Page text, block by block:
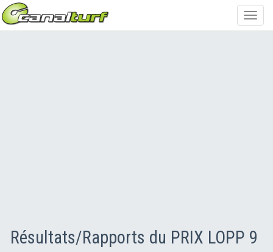
Résultats/Rapports du PRIX LOPP 9